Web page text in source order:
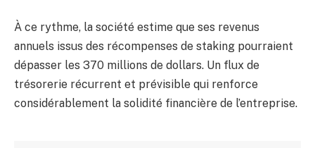
À ce rythme, la société estime que ses revenus
annuels issus des récompenses de staking pourraient
dépasser les 370 millions de dollars. Un flux de
trésorerie récurrent et prévisible qui renforce
considérablement la solidité financière de l’entreprise.